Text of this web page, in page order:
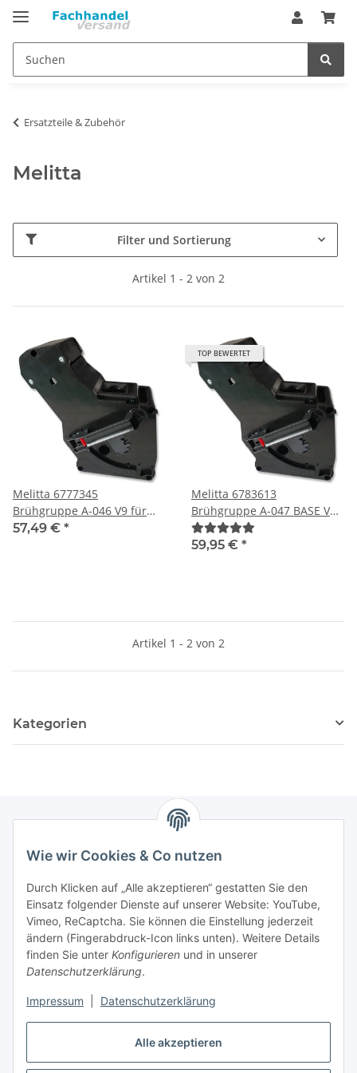
Alle akzeptieren
Wie wir Cookies & Co nutzen
Durch Klicken auf „Alle akzeptieren“ gestatten Sie den
Einsatz folgender Dienste auf unserer Website: YouTube,
Vimeo, ReCaptcha. Sie können die Einstellung jederzeit
ändern (Fingerabdruck-Icon links unten). Weitere Details
finden Sie unter Konfigurieren und in unserer
Datenschutzerklärung.
Impressum Datenschutzerklärung
Ersatzteile & Zubehör
Melitta
Filter und Sortierung
Artikel 1 - 2 von 2
Melitta 6777345
Brühgruppe A-046 V9 für
Kaffeemaschine
57,49 € *
TOP BEWERTET
Melitta 6783613
Brühgruppe A-047 BASE V12
für Kaffeemaschine
59,95 € *
Artikel 1 - 2 von 2
Kategorien
Zahlungsmöglichkeiten
Versandinformationen
Gesetzliche Informationen